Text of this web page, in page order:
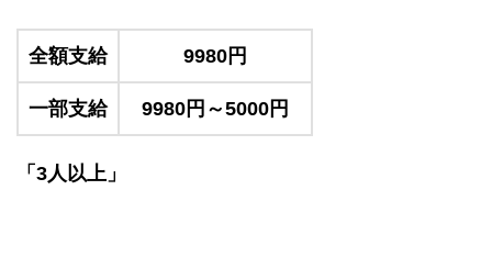
全額支給 9980円
一部支給 9980円～5000円
「3人以上」